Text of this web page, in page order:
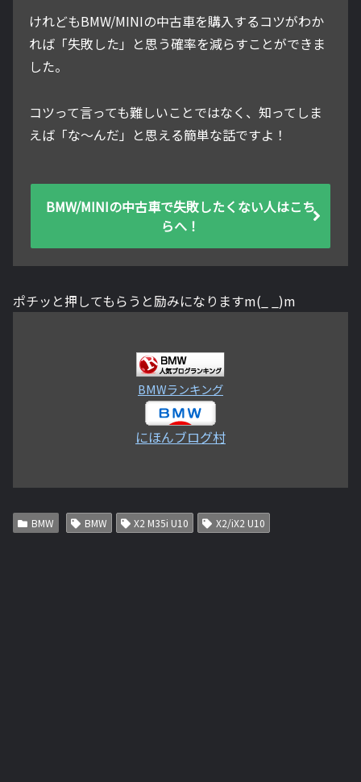
けれどもBMW/MINIの中古車を購入するコツがわか
れば「失敗した」と思う確率を減らすことができま
した。
コツって言っても難しいことではなく、知ってしま
えば「な～んだ」と思える簡単な話ですよ！
BMW/MINIの中古車で失敗したくない人はこち
らへ！
ポチッと押してもらうと励みになりますm(_ _)m
BMWランキング
にほんブログ村
BMW BMW X2 M35i U10 X2/iX2 U10